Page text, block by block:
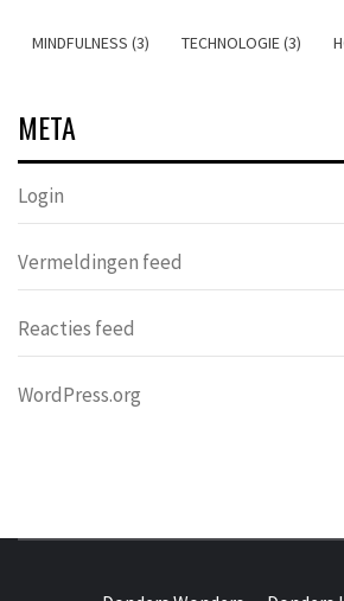
MINDFULNESS (3) TECHNOLOGIE (3)
META
Login
Vermeldingen feed
Reacties feed
WordPress.org